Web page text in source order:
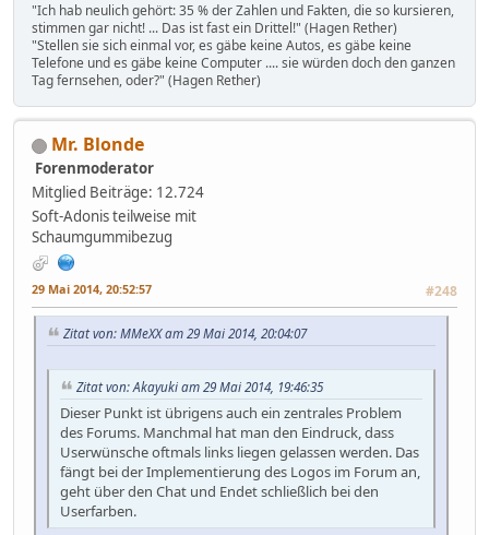
"Ich hab neulich gehört: 35 % der Zahlen und Fakten, die so kursieren,
stimmen gar nicht! ... Das ist fast ein Drittel!" (Hagen Rether)
"Stellen sie sich einmal vor, es gäbe keine Autos, es gäbe keine
Telefone und es gäbe keine Computer .... sie würden doch den ganzen
Tag fernsehen, oder?" (Hagen Rether)
Mr. Blonde
Forenmoderator
Mitglied Beiträge: 12.724
Soft-Adonis teilweise mit
Schaumgummibezug
29 Mai 2014, 20:52:57 #248
Zitat von: MMeXX am 29 Mai 2014, 20:04:07
Zitat von: Akayuki am 29 Mai 2014, 19:46:35
Dieser Punkt ist übrigens auch ein zentrales Problem
des Forums. Manchmal hat man den Eindruck, dass
Userwünsche oftmals links liegen gelassen werden. Das
fängt bei der Implementierung des Logos im Forum an,
geht über den Chat und Endet schließlich bei den
Userfarben.